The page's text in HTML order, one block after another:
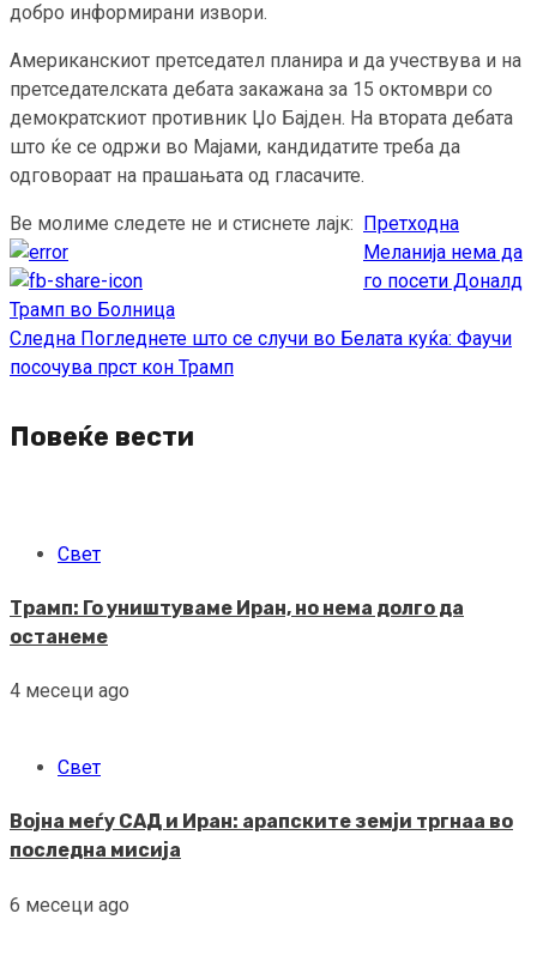
добро информирани извори.
Американскиот претседател планира и да учествува и на
претседателската дебата закажана за 15 октомври со
демократскиот противник Џо Бајден. На втората дебата
што ќе се одржи во Мајами, кандидатите треба да
одговораат на прашањата од гласачите.
Ве молиме следете не и стиснете лајк:
Continue
Reading
Претходна
Меланија нема да
го посети Доналд
Трамп во Болница
Следна Погледнете што се случи во Белата куќа: Фаучи
посочува прст кон Трамп
Повеќе вести
Свет
Трамп: Го уништуваме Иран, но нема долго да
останеме
4 месеци ago
Свет
Војна меѓу САД и Иран: арапските земји тргнаа во
последна мисија
6 месеци ago